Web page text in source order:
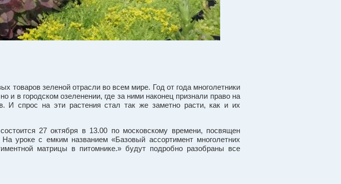
товаров зеленой отрасли во всем мире. Год от года многолетники
и в городском озеленении, где за ними наконец признали право на
И спрос на эти растения стал так же заметно расти, как и их
27 октября в 13.00 по московскому времени, посвящен
уроке с емким названием «Базовый ассортимент многолетних
матрицы в питомнике.» будут подробно разобраны все